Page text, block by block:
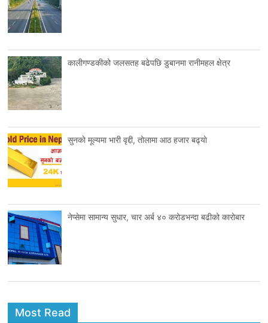
कालीगण्डकीको जलसतह बढेपछि डुबानमा रानीमहल क्षेत्र
सुनकाे मूल्यमा भारी वृद्दी, तोलामा आठ हजार बढ्याे
नेप्सेमा सामान्य सुधार, चार अर्ब ४० करोडभन्दा बढीको कारोबार
Most Read